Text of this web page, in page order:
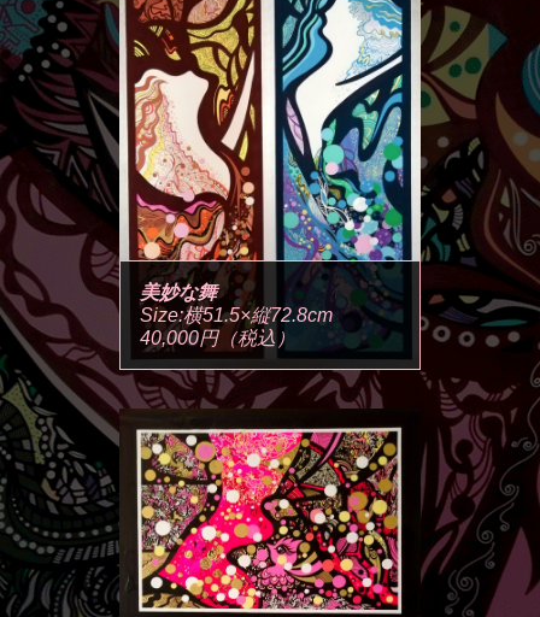
美妙な舞
Size:横51.5×縦72.8cm
40,000円（税込）